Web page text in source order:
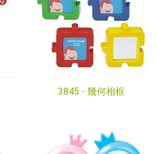
3845 - 幾何相框